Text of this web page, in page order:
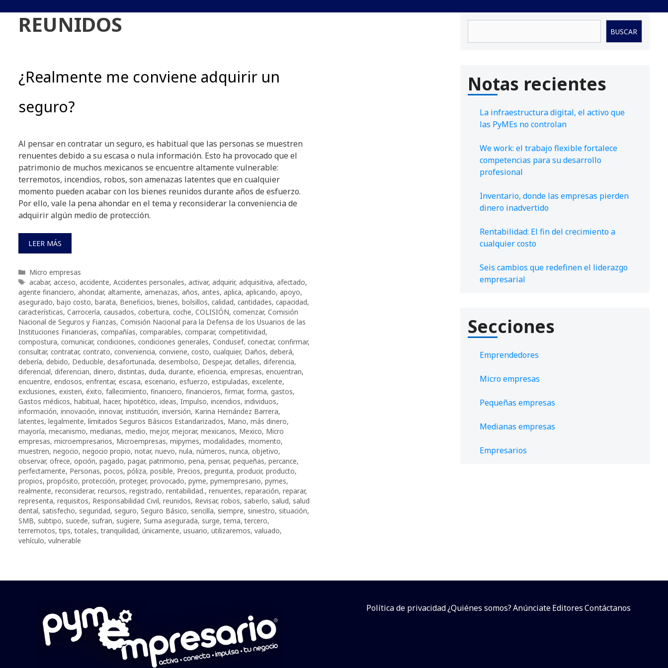
REUNIDOS
¿Realmente me conviene adquirir un
seguro?
Al pensar en contratar un seguro, es habitual que las personas se muestren
renuentes debido a su escasa o nula información. Esto ha provocado que el
patrimonio de muchos mexicanos se encuentre altamente vulnerable:
terremotos, incendios, robos, son amenazas latentes que en cualquier
momento pueden acabar con los bienes reunidos durante años de esfuerzo.
Por ello, vale la pena ahondar en el tema y reconsiderar la conveniencia de
adquirir algún medio de protección.
LEER MÁS
Categorías
Micro empresas
Etiquetas
acabar, acceso, accidente, Accidentes personales, activar, adquirir, adquisitiva, afectado,
agente financiero, ahondar, altamente, amenazas, años, antes, aplica, aplicando, apoyo,
asegurado, bajo costo, barata, Beneficios, bienes, bolsillos, calidad, cantidades, capacidad,
características, Carrocería, causados, cobertura, coche, COLISIÓN, comenzar, Comisión
Nacional de Seguros y Fianzas, Comisión Nacional para la Defensa de los Usuarios de las
Instituciones Financieras, compañías, comparables, comparar, competitividad,
compostura, comunicar, condiciones, condiciones generales, Condusef, conectar, confirmar,
consultar, contratar, contrato, conveniencia, conviene, costo, cualquier, Daños, deberá,
debería, debido, Deducible, desafortunada, desembolso, Despejar, detalles, diferencia,
diferencial, diferencian, dinero, distintas, duda, durante, eficiencia, empresas, encuentran,
encuentre, endosos, enfrentar, escasa, escenario, esfuerzo, estipuladas, excelente,
exclusiones, existen, éxito, fallecimiento, financiero, financieros, firmar, forma, gastos,
Gastos médicos, habitual, hacer, hipotético, ideas, Impulso, incendios, individuos,
información, innovación, innovar, institución, inversión, Karina Hernández Barrera,
latentes, legalmente, limitados Seguros Básicos Estandarizados, Mano, más dinero,
mayoría, mecanismo, medianas, medio, mejor, mejorar, mexicanos, Mexico, Micro
empresas, microempresarios, Microempresas, mipymes, modalidades, momento,
muestren, negocio, negocio propio, notar, nuevo, nula, números, nunca, objetivo,
observar, ofrece, opción, pagado, pagar, patrimonio, pena, pensar, pequeñas, percance,
perfectamente, Personas, pocos, póliza, posible, Precios, pregunta, producir, producto,
propios, propósito, protección, proteger, provocado, pyme, pymempresario, pymes,
realmente, reconsiderar, recursos, registrado, rentabilidad., renuentes, reparación, reparar,
representa, requisitos, Responsabilidad Civil, reunidos, Revisar, robos, saberlo, salud, salud
dental, satisfecho, seguridad, seguro, Seguro Básico, sencilla, siempre, siniestro, situación,
SMB, subtipo, sucede, sufran, sugiere, Suma asegurada, surge,tema,tercero,
terremotos,tips,totales,tranquilidad, únicamente, usuario, utilizaremos, valuado,
vehículo, vulnerable
BUSCAR
Notas recientes
La infraestructura digital, el activo que
las PyMEs no controlan
We work: el trabajo flexible fortalece
competencias para su desarrollo
profesional
Inventario, donde las empresas pierden
dinero inadvertido
Rentabilidad: El fin del crecimiento a
cualquier costo
Seis cambios que redefinen el liderazgo
empresarial
Secciones
Emprendedores
Micro empresas
Pequeñas empresas
Medianas empresas
Empresarios
Política de privacidad¿Quiénes somos?AnúnciateEditoresContáctanos